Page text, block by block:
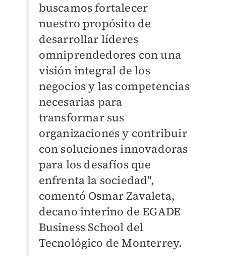
buscamos fortalecer
nuestro propósito de
desarrollar líderes
omniprendedores con una
visión integral de los
negocios y las competencias
necesarias para
transformar sus
organizaciones y contribuir
con soluciones innovadoras
para los desafíos que
enfrenta la sociedad",
comentó Osmar Zavaleta,
decano interino de EGADE
Business School del
Tecnológico de Monterrey.